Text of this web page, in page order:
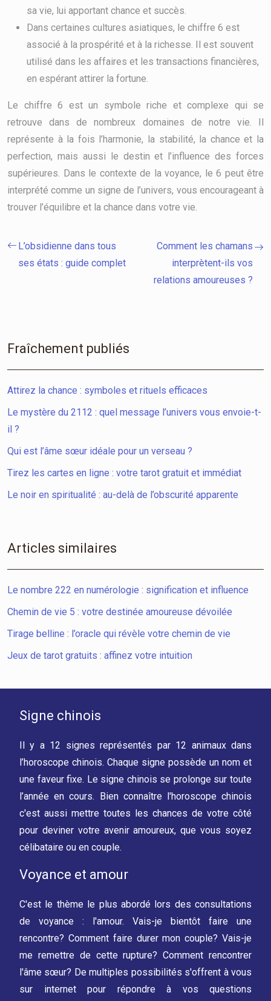
sa vie, lui apportant chance et succès.
Dans certaines cultures asiatiques, le chiffre 6 est
associé à la prospérité et à la richesse. Il est souvent
utilisé dans les affaires et les transactions financières,
en espérant attirer la fortune.
Le chiffre 6 est un symbole riche et complexe qui se
retrouve dans de nombreux domaines de notre vie. Il
représente à la fois l’harmonie, la stabilité, la chance et la
perfection, mais aussi le destin et l’influence des forces
supérieures. Dans le contexte de la voyance, le 6 peut être
interprété comme un signe de l’univers, vous encourageant à
trouver l’équilibre et la chance dans votre vie.
L’obsidienne dans tous
ses états : guide complet
Comment les chamans
interprètent-ils vos
relations amoureuses ?
Fraîchement publiés
Attirez la chance : symboles et rituels efficaces
Le mystère du 2112 : quel message l’univers vous envoie-t-
il ?
Qui est l’âme sœur idéale pour un verseau ?
Tirez les cartes en ligne : votre tarot gratuit et immédiat
Le noir en spiritualité : au-delà de l’obscurité apparente
Articles similaires
Le nombre 222 en numérologie : signification et influence
Chemin de vie 5 : votre destinée amoureuse dévoilée
Tirage belline : l’oracle qui révèle votre chemin de vie
Jeux de tarot gratuits : affinez votre intuition
Signe chinois
Il y a 12 signes représentés par 12 animaux dans
l’horoscope chinois. Chaque signe possède un nom et
une faveur fixe. Le signe chinois se prolonge sur toute
l’année en cours. Bien connaître l'horoscope chinois
c'est aussi mettre toutes les chances de votre côté
pour deviner votre avenir amoureux, que vous soyez
célibataire ou en couple.
Voyance et amour
C'est le thème le plus abordé lors des consultations
de voyance : l'amour. Vais-je bientôt faire une
rencontre? Comment faire durer mon couple? Vais-je
me remettre de cette rupture? Comment rencontrer
l'âme sœur? De multiples possibilités s'offrent à vous
sur internet pour répondre à vos questions